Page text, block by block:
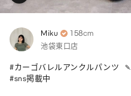
Miku 158cm
池袋東口店
#カーゴバレルアンクルパンツ  🍡
#sns掲載中